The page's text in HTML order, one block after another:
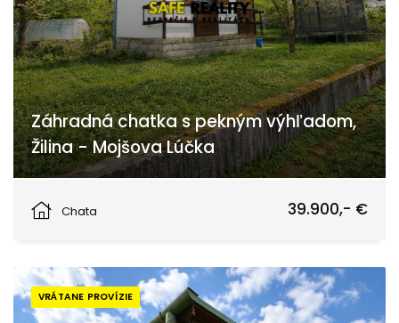
Záhradná chatka s pekným výhľadom,
Žilina - Mojšova Lúčka
Chata
39.900,- €
VRÁTANE PROVÍZIE